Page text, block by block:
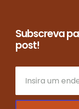
Subscreva
post!